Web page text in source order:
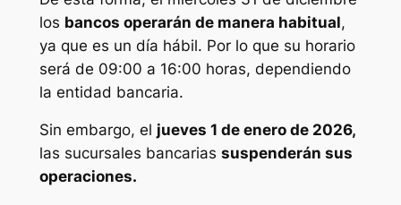
los bancos operarán de manera habitual,
ya que es un día hábil. Por lo que su horario
será de 09:00 a 16:00 horas, dependiendo
la entidad bancaria.
Sin embargo, el jueves 1 de enero de 2026,
las sucursales bancarias suspenderán sus
operaciones.